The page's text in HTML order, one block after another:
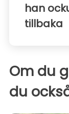
han
tillbaka
Om du
du